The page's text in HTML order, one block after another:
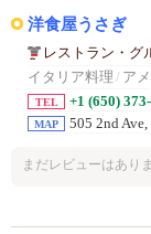
洋食屋うさぎ
レストラン・グ
イタリア料理 / ア
TEL +1 (650)
MAP 505 2nd Ave,
まだレビューはあり